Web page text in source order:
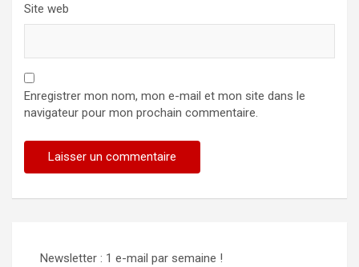
Site web
Enregistrer mon nom, mon e-mail et mon site dans le
navigateur pour mon prochain commentaire.
Newsletter : 1 e-mail par semaine !